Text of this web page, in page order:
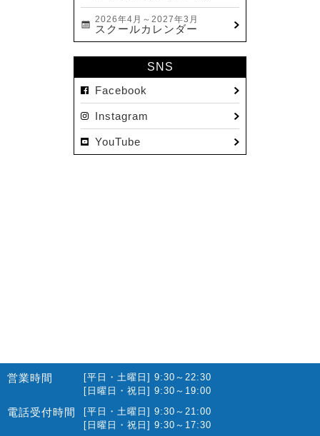
2023.04(15)
2022.11(16)
2022.01(10)
2021.12(12)
2026年4月～2027年3月
スクールカレンダー
SNS
Facebook
Instagram
YouTube
営業時間
[平日・土曜日] 9:30～22:30
[日曜日・祝日] 9:30～19:00
電話受付時間
[平日・土曜日] 9:30～21:00
[日曜日・祝日] 9:30～17:30